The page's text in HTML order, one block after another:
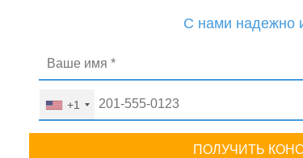
С нами надежно
+1
ПОЛУЧИТЬ